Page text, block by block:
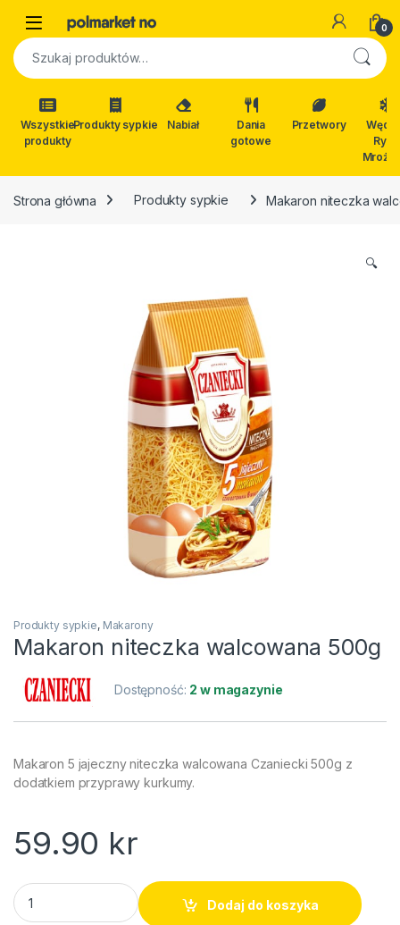
Open 0
Szukaj:
Wszystkie
produkty
Produkty sypkie Nabiał
Dania
gotowe
Przetwory
Ryby
Strona główna Produkty sypkie Makaron niteczka
🔍
Produkty sypkie, Makarony
Makaron niteczka walcowana 500g
Dostępność: 2 w magazynie
Makaron 5 jajeczny niteczka walcowana Czaniecki 500g z
dodatkiem przyprawy kurkumy.
59.90 kr
Makaron niteczka walcowana 500g quantity
Dodaj do koszyka